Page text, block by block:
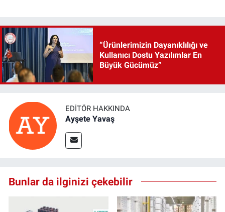
“Ürünlerimizin Dayanıklılığı ve
Kullanıcı Dostu Yazılımlar En
Büyük Gücümüz”
EDITÖR HAKKINDA
Ayşete Yavaş
Bunlar da ilginizi çekebilir